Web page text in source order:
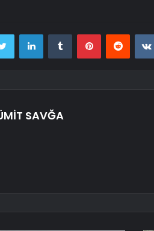
Twitter LinkedInTumblr PinterestReddit
SAVĞA